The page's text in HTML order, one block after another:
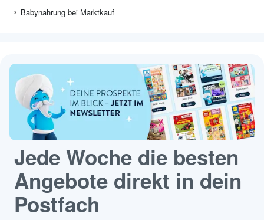
Babynahrung bei Marktkauf
Jede Woche die besten
Angebote direkt in dein
Postfach